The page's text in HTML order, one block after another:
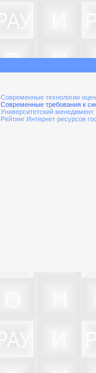
Современные технологии
Современные требования к
Университетский менеджмент
Рейтинг Интернет ресурсов